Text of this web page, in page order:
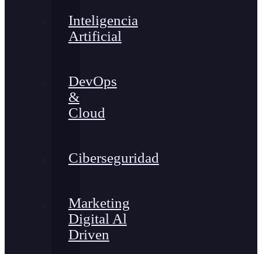
Inteligencia
Artificial
DevOps
&
Cloud
Ciberseguridad
Marketing
Digital Al
Driven